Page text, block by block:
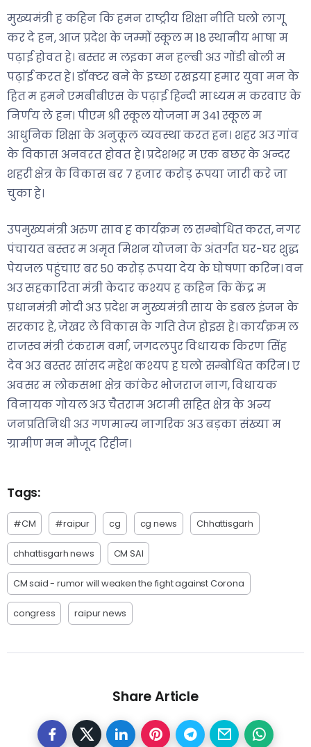
मुख्यमंत्री ह कहिन कि हमन राष्ट्रीय शिक्षा नीति घलो लागू
कर दे हन, आज प्रदेश के जम्मों स्कूल म 18 स्थानीय भाषा म
पढ़ाई होवत हे। बस्तर म लइका मन हल्बी अउ गोंडी बोली म
पढ़ाई करत हे। डॉक्टर बने के इच्छा रखइया हमार युवा मन के
हित म हमने एमबीबीएस के पढ़ाई हिन्दी माध्यम म करवाए के
निर्णय ले हन। पीएम श्री स्कूल योजना म 341 स्कूल म
आधुनिक शिक्षा के अनुकूल व्यवस्था करत हन। शहर अउ गांव
के विकास अनवरत होवत हे। प्रदेशभऱ म एक बछर के अन्दर
शहरी क्षेत्र के विकास बर 7 हजार करोड़ रूपया जारी करे जा
चुका हे।
उपमुख्यमंत्री अरुण साव ह कार्यक्रम ल सम्बोधित करत, नगर
पंचायत बस्तर म अमृत मिशन योजना के अंतर्गत घर-घर शुद्ध
पेयजल पहुंचाए बर 50 करोड़ रूपया देय के घोषणा करिन। वन
अउ सहकारिता मंत्री केदार कश्यप ह कहिन कि केंद्र म
प्रधानमंत्री मोदी अउ प्रदेश म मुख्यमंत्री साय के डबल इंजन के
सरकार हे, जेखर ले विकास के गति तेज होइस हे। कार्यक्रम ल
राजस्व मंत्री टंकराम वर्मा, जगदलपुर विधायक किरण सिंह
देव अउ बस्तर सांसद महेश कश्यप ह घलो सम्बोधित करिन। ए
अवसर म लोकसभा क्षेत्र कांकेर भोजराज नाग, विधायक
विनायक गोयल अउ चैतराम अटामी सहित क्षेत्र के अन्य
जनप्रतिनिधी अउ गणमान्य नागरिक अउ बड़का संख्या म
ग्रामीण मन मौजूद रिहीन।
Tags:
#CM #raipur cg cg news Chhattisgarh
chhattisgarh news CM SAI
CM said - rumor will weaken the fight against Corona
congress raipur news
Share Article